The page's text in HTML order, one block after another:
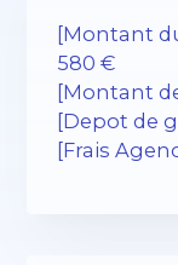
[Montant
580 €
[Montant
[Depot de
[Frais